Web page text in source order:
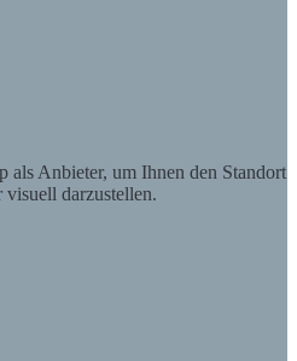
als Anbieter, um Ihnen den Standort
visuell darzustellen.